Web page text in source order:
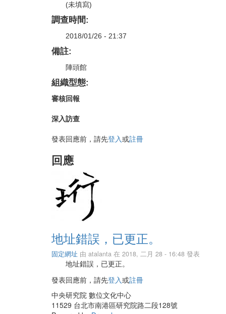
(未填寫)
調查時間:
2018/01/26 - 21:37
備註:
陣頭館
組織型態:
審核回報
深入訪查
發表回應前，請先登入或註冊
回應
地址錯誤，已更正。
固定網址 由 atalanta 在 2018, 二月 28 - 16:48 發表
地址錯誤，已更正。
發表回應前，請先登入或註冊
中央研究院 數位文化中心
11529 台北市南港區研究院路二段128號